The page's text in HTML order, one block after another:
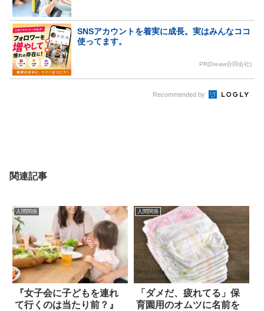
SNSアカウントを着実に成長。実はみんなココ
使ってます。
PR(Dreaw合同会社)
Recommended by
関連記事
人間関係
『女子会に子どもを連れ
て行くのは当たり前？』
人間関係
「ダメだ、疲れてる」保
育園用のオムツに名前を